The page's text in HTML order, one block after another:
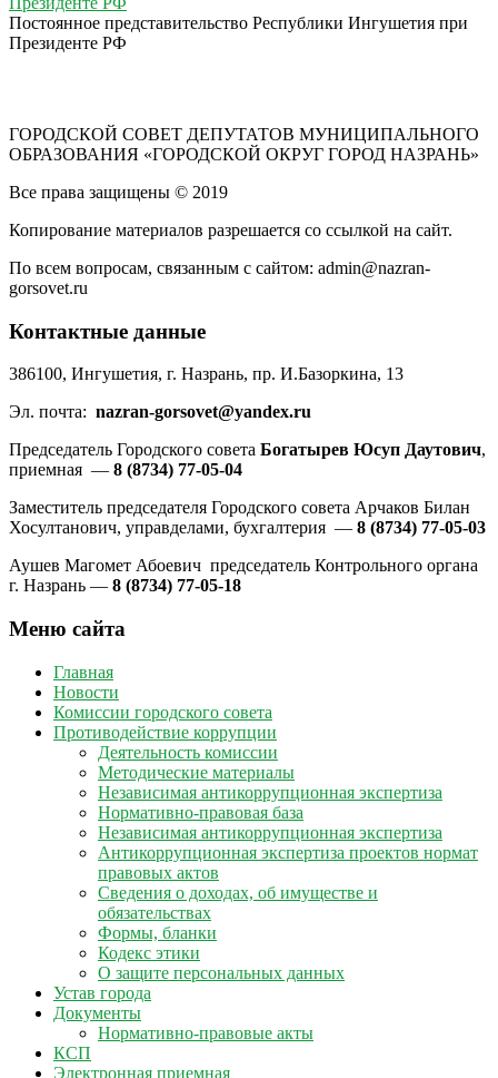
Постоянное представительство Республики Ингушетия при
Президенте РФ
ГОРОДСКОЙ СОВЕТ ДЕПУТАТОВ МУНИЦИПАЛЬНОГО
ОБРАЗОВАНИЯ «ГОРОДСКОЙ ОКРУГ ГОРОД НАЗРАНЬ»
Все права защищены © 2019
Копирование материалов разрешается со ссылкой на сайт.
По всем вопросам, связанным с сайтом: admin@nazran-
gorsovet.ru
Контактные данные
386100, Ингушетия, г. Назрань, пр. И.Базоркина, 13
Эл. почта: nazran-gorsovet@yandex.ru
Председатель Городского совета Богатырев Юсуп Даутович,
приемная — 8 (8734) 77-05-04
Заместитель председателя Городского совета Арчаков Билан
Хосултанович, управделами, бухгалтерия — 8 (8734) 77-05-03
Аушев Магомет Абоевич председатель Контрольного органа
г. Назрань — 8 (8734) 77-05-18
Меню сайта
Главная
Новости
Комиссии городского совета
Противодействие коррупции
Деятельность комиссии
Методические материалы
Независимая антикоррупционная экспертиза
Нормативно-правовая база
Независимая антикоррупционная экспертиза
Антикоррупционная экспертиза проектов нормат
правовых актов
Сведения о доходах, об имуществе и
обязательствах
Формы, бланки
Кодекс этики
О защите персональных данных
Устав города
Документы
Нормативно-правовые акты
КСП
Электронная приемная